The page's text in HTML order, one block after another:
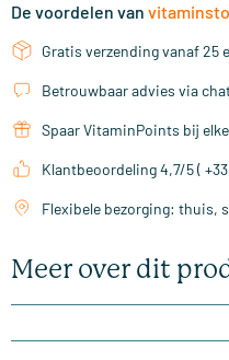
De voordelen van
Gratis verzending vanaf 25
Betrouwbaar advies via
Spaar VitaminPoints bij
Klantbeoordeling 4,7/5 (
Flexibele bezorging: thuis,
Meer over dit